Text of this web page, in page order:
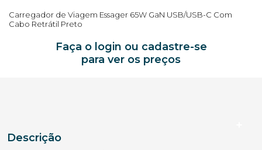
Carregador de Viagem Essager 65W GaN USB/USB-C Com
Cabo Retrátil Preto
Faça o login ou cadastre-se
para ver os preços
Descrição